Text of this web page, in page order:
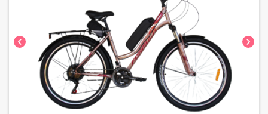
chevron_left chevron_right